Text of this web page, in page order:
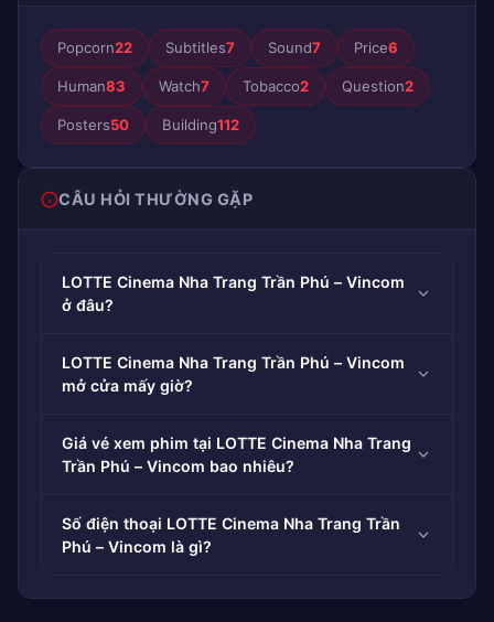
Popcorn22 Subtitles7 Sound7 Price6
Human83 Watch7 Tobacco2 Question2
Posters50 Building112
CÂU HỎI THƯỜNG GẶP
LOTTE Cinema Nha Trang Trần Phú – Vincom
ở đâu?
LOTTE Cinema Nha Trang Trần Phú – Vincom
mở cửa mấy giờ?
Giá vé xem phim tại LOTTE Cinema Nha Trang
Trần Phú – Vincom bao nhiêu?
Số điện thoại LOTTE Cinema Nha Trang Trần
Phú – Vincom là gì?